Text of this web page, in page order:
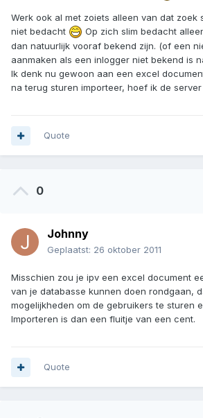
Werk ook al met zoiets alleen van dat zoek
niet bedacht
Op zich slim bedacht
dan natuurlijk vooraf bekend zijn. (of een
aanmaken als een inlogger niet bekend is
Ik denk nu gewoon aan een excel
na terug sturen importeer, hoef ik de
Quote
0
Johnny
Geplaatst: 26 oktober 2011
Misschien zou je ipv een excel document
van je databasse kunnen doen rondgaan,
mogelijkheden om de gebruikers te sturen
Importeren is dan een fluitje van een cent.
Quote